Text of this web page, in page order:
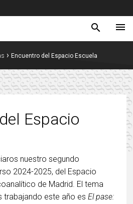
search menu
›Encuentro del Espacio Escuela
Espacio
nuestro segundo
2024-2025, del Espacio
de Madrid. El tema
trabajando este año esEl pase: